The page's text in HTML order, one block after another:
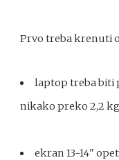
Prvo treba krenuti
laptop treba biti
nikako preko 2,2 kg
ekran 13-14"